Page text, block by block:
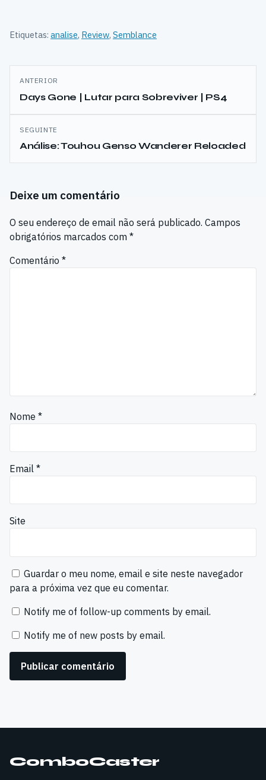
Etiquetas: analise, Review, Semblance
Navegação
de
artigos
ANTERIOR
Days Gone | Lutar para Sobreviver | PS4
SEGUINTE
Análise: Touhou Genso Wanderer Reloaded
Deixe um comentário
O seu endereço de email não será publicado. Campos
obrigatórios marcados com *
Comentário *
Nome *
Email *
Site
Guardar o meu nome, email e site neste navegador
para a próxima vez que eu comentar.
Notify me of follow-up comments by email.
Notify me of new posts by email.
ComboCaster